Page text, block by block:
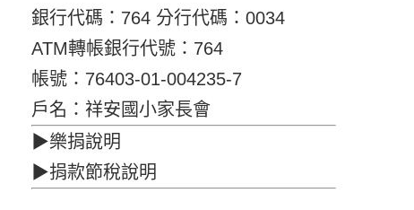
銀行代碼：764 分行代碼：0034
ATM轉帳銀行代號：764
帳號：76403-01-004235-7
戶名：祥安國小家長會
▶樂捐說明
▶捐款節稅說明